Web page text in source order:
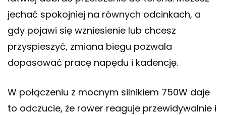
jechać spokojniej na równych odcinkach, a
gdy pojawi się wzniesienie lub chcesz
przyspieszyć, zmiana biegu pozwala
dopasować pracę napędu i kadencję.
W połączeniu z mocnym silnikiem 750W daje
to odczucie, że rower reaguje przewidywalnie i